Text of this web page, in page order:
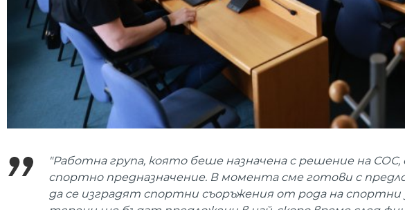
"Работна група, която беше назначена с решение на
спортно предназначение. В момента сме готови с
да се изградят спортни съоръжения от рода на